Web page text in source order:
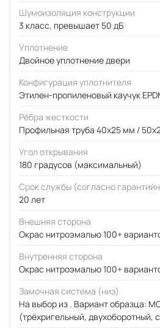
Шумоизоляция конструкции
3 класс, превышает 50 дБ
Уплотнение
Двойное уплотнение двери
Конфигурация уплотнителя
Этилен-пропиленовый каучук
Рёбра жесткости
Профильная труба 40х25 мм /
Угол открывания
180 градусов (максимальный)
Срок службы (согласно
20 лет
Внешняя сторона
Окрас нитроэмалью 100+
Внутренняя сторона
Окрас нитроэмалью 100+
Замочная система (низ)
На выбор из . Вариант образца:
(трёхригельный, двухоборотный,